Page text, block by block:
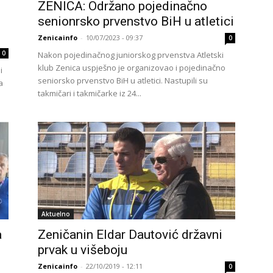
0
ZENICA: Održano pojedinačno
senionrsko prvenstvo BiH u atletici
Zenicainfo - 10/07/2023 - 09:37 0
Nakon pojedinačnog juniorskog prvenstva Atletski
klub Zenica uspješno je organizovao i pojedinačno
seniorsko prvenstvo BiH u atletici. Nastupili su
takmičari i takmičarke iz 24...
Aktuelno
Zeničanin Eldar Dautović državni
prvak u višeboju
Zenicainfo - 22/10/2019 - 12:11 0